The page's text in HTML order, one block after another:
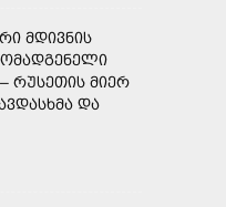
ᲛᲓᲘᲕᲜᲘᲡ
ᲠᲣᲡᲔᲗᲘᲡ ᲛᲘᲔᲠ
ᲓᲐ